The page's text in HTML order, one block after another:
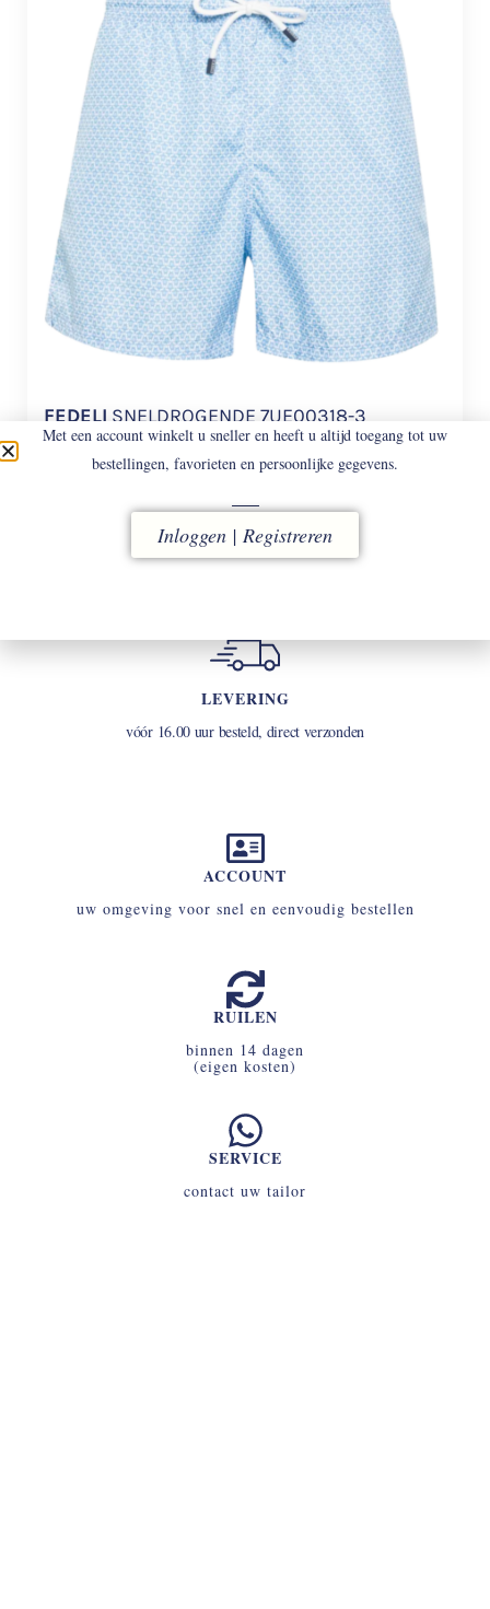
FEDELI SNELDROGENDE 7UE00318-3
MADEIRA STAM
Sneldrogende Zwembroek.
117,60
LEVERING
vóór 16.00 uur besteld, direct verzonden
ACCOUNT
uw omgeving voor snel en eenvoudig bestellen
RUILEN
binnen 14 dagen
(eigen kosten)
SERVICE
contact uw tailor
Met een account winkelt u sneller en heeft u altijd toegang tot uw
bestellingen, favorieten en persoonlijke gegevens.
Inloggen | Registreren